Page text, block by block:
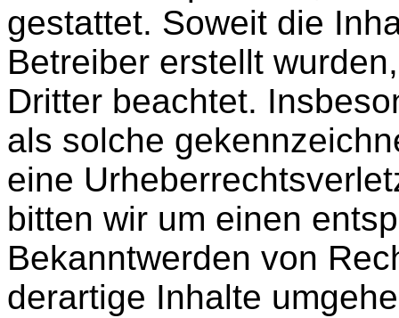
gestattet. Soweit die
Betreiber erstellt
Dritter beachtet.
als solche
eine
bitten wir um einen
Bekanntwerden von
derartige Inhalte